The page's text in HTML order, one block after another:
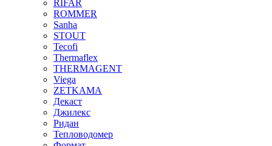
RIFAR
ROMMER
Sanha
STOUT
Tecofi
Thermaflex
THERMAGENT
Viega
ZETKAMA
Декаст
Джилекс
Ридан
Тепловодомер